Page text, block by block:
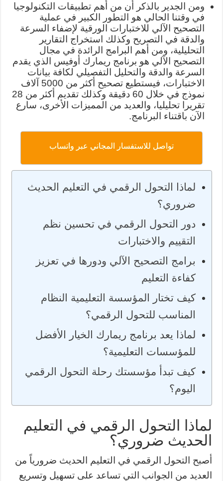
ومن الجدير بالذكر أن من أهم تطبيقات التكنولوجيا
في وقتنا الحالي هو التطور الكبير في عملية
التصحيح الآلي للاختبارات الورقية لإضفاء السرعة
والدقة في التصريح وكذلك استخراج التقارير
التحليلية، ومن أهم البرامج الرائدة في مجال
التصحيح الآلي هو برنامج ريمارك أوفيس الذي يقدم
السرعة والدقة والتحليل التفصيلي لكافة بيانات
الاختبارات، فيستطيع تصحيح أكثر من 5000 آلاف
نموذج في خلال 60 دقيقة وكذلك تقديم أكثر من 28
تقريرا تحليليا، والعديد من المميزات الأخرى، سارع
الآن باقتناء البرنامج.
تواصل للاستفسار المجاني عبر واتساب
لماذا التحول الرقمي في التعليم الحديث
ضروري؟
دور التحول الرقمي في تحسين نظم
التقييم والاختبارات
برامج التصحيح الآلي ودورها في تعزيز
كفاءة التعليم
كيف تختار المؤسسة التعليمية النظام
المناسب للتحول الرقمي؟
لماذا يعد برنامج ريمارك الخيار الأفضل
للمؤسسات التعليمية؟
كيف تبدأ مؤسستك رحلة التحول الرقمي
اليوم؟
لماذا التحول الرقمي في التعليم
الحديث ضروري؟
أصبح التحول الرقمي في التعليم الحديث ضرورياً من
العديد من الجوانب التي تساعد على تسهيل وتسريع